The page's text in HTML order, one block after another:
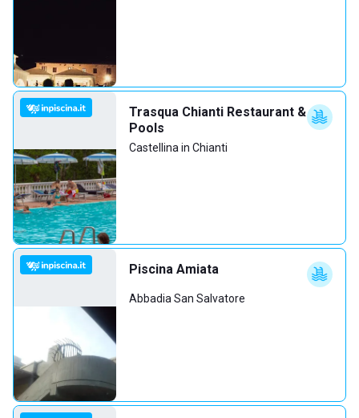
Trasqua Chianti Restaurant &
Pools
Castellina in Chianti
Piscina Amiata
Abbadia San Salvatore